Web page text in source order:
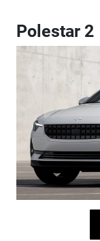
Polestar 2